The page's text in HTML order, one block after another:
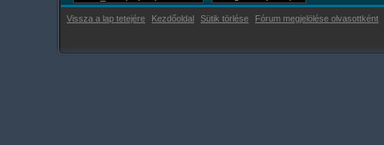
Vissza a lap tetejére Kezdőoldal Sütik törlése Fórum megjelölése olvasottként